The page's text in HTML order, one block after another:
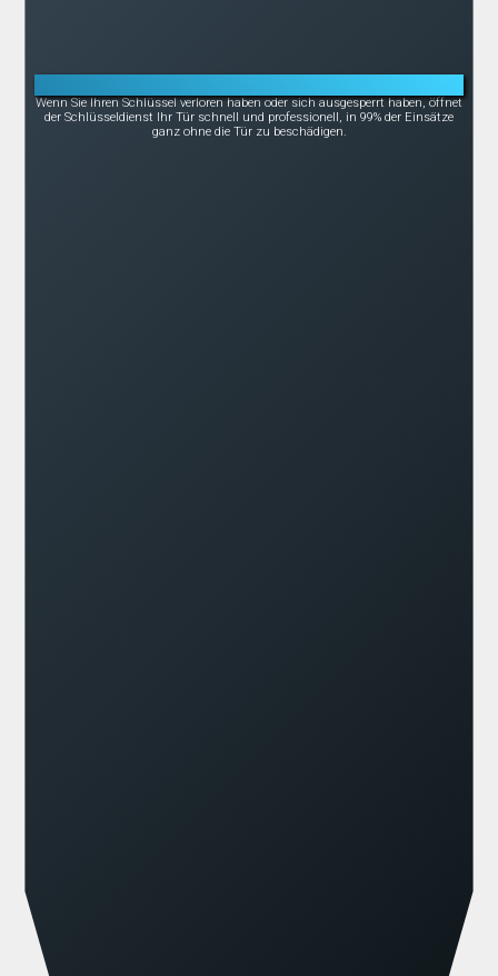
Wenn Sie Ihren Schlüssel verloren haben oder sich ausgesperrt haben, öffnet
der Schlüsseldienst Ihr Tür schnell und professionell, in 99% der Einsätze
ganz ohne die Tür zu beschädigen.